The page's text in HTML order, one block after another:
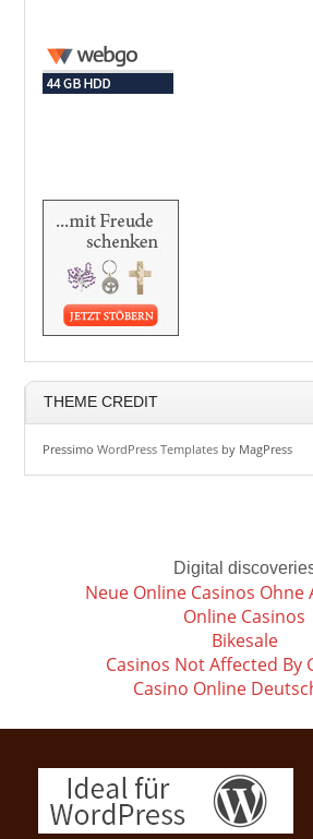
THEME CREDIT
PressimoWordPress Templates by MagPress
Digital
Neue Online Casinos Ohne
Online Casinos
Bikesale
Casinos Not Affected By
Casino Online